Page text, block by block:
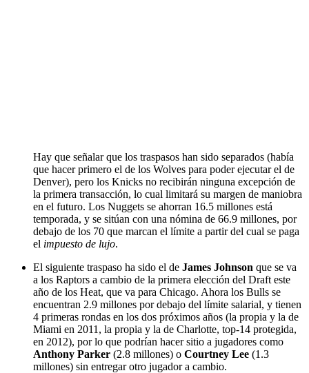
Hay que señalar que los traspasos han sido separados (había
que hacer primero el de los Wolves para poder ejecutar el de
Denver), pero los Knicks no recibirán ninguna excepción de
la primera transacción, lo cual limitará su margen de maniobra
en el futuro. Los Nuggets se ahorran 16.5 millones está
temporada, y se sitúan con una nómina de 66.9 millones, por
debajo de los 70 que marcan el límite a partir del cual se paga
el impuesto de lujo.
El siguiente traspaso ha sido el de James Johnson que se va
a los Raptors a cambio de la primera elección del Draft este
año de los Heat, que va para Chicago. Ahora los Bulls se
encuentran 2.9 millones por debajo del límite salarial, y tienen
4 primeras rondas en los dos próximos años (la propia y la de
Miami en 2011, la propia y la de Charlotte, top-14 protegida,
en 2012), por lo que podrían hacer sitio a jugadores como
Anthony Parker (2.8 millones) o Courtney Lee (1.3
millones) sin entregar otro jugador a cambio.